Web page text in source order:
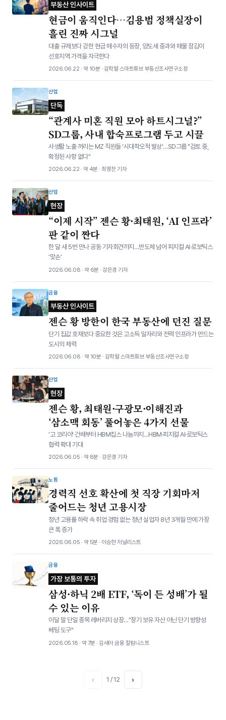
부동산 인사이트
현금이 움직인다…김용범 정책실장이
흘린 진짜 시그널
대출 규제보다 강한 현금 매수자의 등장, 양도세 중과와 매물 잠김이
선호지역 가격을 자극한다
2026.06.22 · 약 10분 · 김학렬 스마트튜브 부동산조사연구소장
산업
단독
“관계사 미혼 직원 모아 하트시그널?”
SD그룹, 사내 합숙프로그램 두고 시끌
사생활 노출 꺼리는 MZ 직원들 '시대착오적 발상'…SD그룹 "검토 중,
확정된 사항 없다"
2026.06.22 · 약 4분 · 최영찬 기자
산업
현장
“이제 시작” 젠슨 황·최태원, ‘AI 인프라’
판 같이 짠다
한 달 새 5번 만나 공동 기자회견까지…반도체 넘어 피지컬 AI·로보틱스
'맞손'
2026.06.08 · 약 6분 · 강은경 기자
금융
부동산 인사이트
젠슨 황 방한이 한국 부동산에 던진 질문
단기 집값 호재보다 중요한 것은 고소득 일자리와 전력 인프라가 만드는
도시의 체력
2026.06.08 · 약 10분 · 김학렬 스마트튜브 부동산조사연구소장
산업
현장
젠슨 황, 최태원·구광모·이해진과
‘삼소맥 회동’ 풀어놓은 4가지 선물
'고 코리아' 건배부터 HBM칩스 나눔까지…HBM·피지컬 AI·로보틱스
협력 확대 기대
2026.06.05 · 약 8분 · 강은경 기자
노동
경력직 선호 확산에 첫 직장 기회마저
줄어드는 청년 고용시장
청년 고용률 하락 속 취업 경험 없는 청년 실업자 8년 3개월 만에 가장
큰 폭 증가
2026.06.05 · 약 5분 · 이승현 저널리스트
금융
가장 보통의 투자
삼성·하닉 2배 ETF, ‘독이 든 성배’가 될
수 있는 이유
이달 말 단일 종목 레버리지 상장…"장기 보유 자산 아닌 단기 방향성
베팅 도구"
2026.05.18 · 약 7분 · 김세아 금융 칼럼니스트
‹ 1 / 12 ›